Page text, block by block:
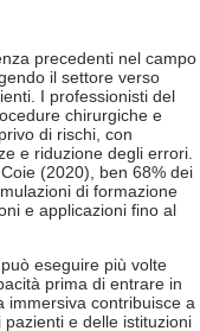
precedenti nel campo
il settore verso
I professionisti del
chirurgiche e
di rischi, con
e riduzione degli errori.
(2020), ben 68% dei
di formazione
e applicazioni fino al
eseguire più volte
prima di entrare in
immersiva contribuisce a
e delle istituzioni